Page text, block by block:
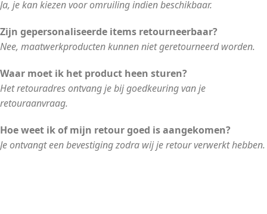
Ja, je kan kiezen voor omruiling indien beschikbaar.
Zijn gepersonaliseerde items retourneerbaar?
Nee, maatwerkproducten kunnen niet geretourneerd worden.
Waar moet ik het product heen sturen?
Het retouradres ontvang je bij goedkeuring van je
retouraanvraag.
Hoe weet ik of mijn retour goed is aangekomen?
Je ontvangt een bevestiging zodra wij je retour verwerkt hebben.